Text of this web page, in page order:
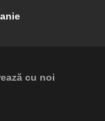
cu noi